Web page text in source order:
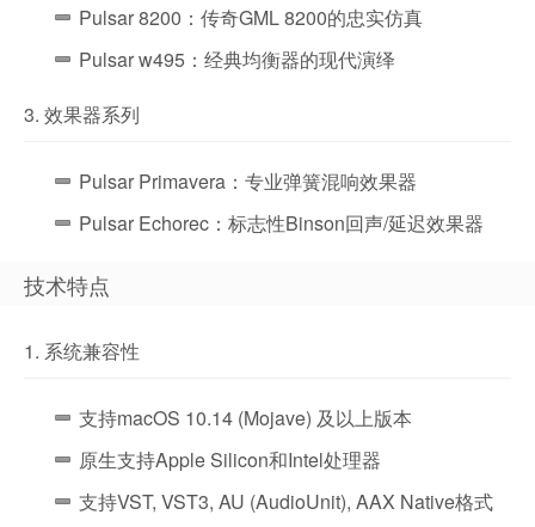
Pulsar 8200：传奇GML 8200的忠实仿真
Pulsar w495：经典均衡器的现代演绎
3. 效果器系列
Pulsar Primavera：专业弹簧混响效果器
Pulsar Echorec：标志性Binson回声/延迟效果器
技术特点
1. 系统兼容性
支持macOS 10.14 (Mojave) 及以上版本
原生支持Apple Silicon和Intel处理器
支持VST, VST3, AU (AudioUnit), AAX Native格式